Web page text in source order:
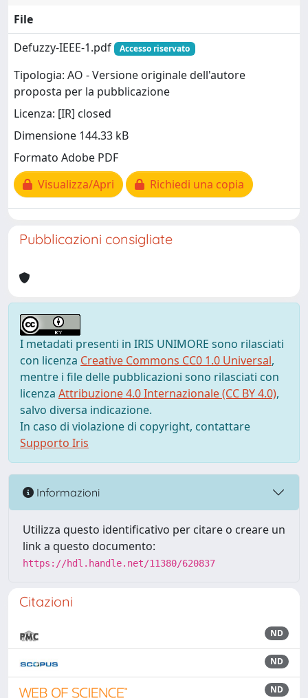
File
Defuzzy-IEEE-1.pdf
Accesso riservato
Tipologia: AO - Versione originale dell'autore
proposta per la pubblicazione
Licenza: [IR] closed
Dimensione 144.33 kB
Formato Adobe PDF
Visualizza/Apri
Richiedi una copia
Pubblicazioni consigliate
I metadati presenti in IRIS UNIMORE sono rilasciati
con licenza Creative Commons CC0 1.0 Universal,
mentre i file delle pubblicazioni sono rilasciati con
licenza Attribuzione 4.0 Internazionale (CC BY 4.0),
salvo diversa indicazione.
In caso di violazione di copyright, contattare
Supporto Iris
Informazioni
Utilizza questo identificativo per citare o creare un
link a questo documento:
https://hdl.handle.net/11380/620837
Citazioni
ND
ND
ND